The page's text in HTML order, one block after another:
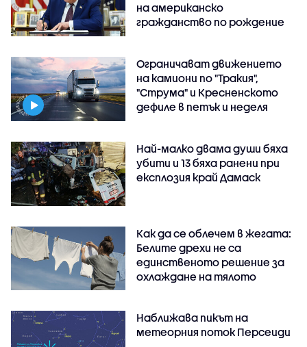
на американско
гражданство по рождение
Ограничават движението
на камиони по "Тракия",
"Струма" и Кресненското
дефиле в петък и неделя
Най-малко двама души бяха
убити и 13 бяха ранени при
експлозия край Дамаск
Как да се облечем в жегата:
Белите дрехи не са
единственото решение за
охлаждане на тялото
Наближава пикът на
метеорния поток Персеиди